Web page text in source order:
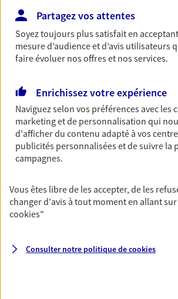
Retraite
Préparez sereinement ce nouveau
votre vie avec les conseils d'un
spécialement conçue pour la
Découvrir l'offre Retraite
Prévoyance
Pour un avenir serein, assurez-vous
d'accident ou de maladie en
garanties incapacité temporaire
invalidité ou de décès.
Partagez vos attentes
Soyez toujours plus satisfait en
mesure d’audience et d’avis utilisateurs
faire évoluer nos offres et nos services.
Enrichissez votre expérience
Naviguez selon vos préférences avec les
marketing et de personnalisation qui
d'afficher du contenu adapté à vos
publicités personnalisées et de suivre la
campagnes.
Vous êtes libre de les accepter, de les
changer d'avis à tout moment en allant sur
cookies"
Consulter notre politique decookies